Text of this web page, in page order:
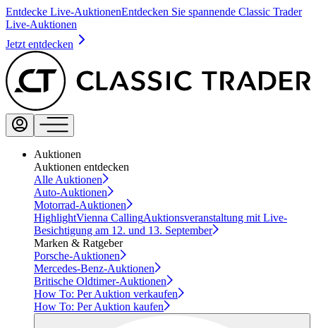
Entdecke Live-AuktionenEntdecken Sie spannende Classic Trader
Live-Auktionen
Jetzt entdecken
Auktionen
Auktionen entdecken
Alle Auktionen
Auto-Auktionen
Motorrad-Auktionen
HighlightVienna CallingAuktionsveranstaltung mit Live-
Besichtigung am 12. und 13. September
Marken & Ratgeber
Porsche-Auktionen
Mercedes-Benz-Auktionen
Britische Oldtimer-Auktionen
How To: Per Auktion verkaufen
How To: Per Auktion kaufen